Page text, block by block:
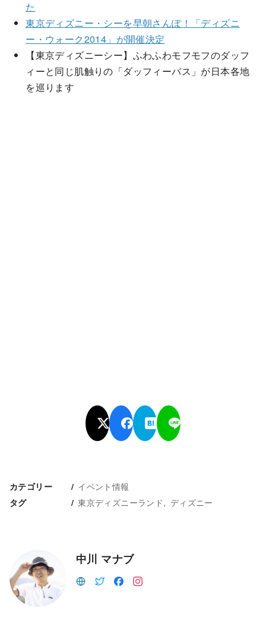
た
東京ディズニー・シーを早朝さんぽ！「ディズニ
ー・ウォーク2014」が開催決定
【東京ディズニーシー】ふわふわモフモフのダッフ
ィーと同じ肌触りの「ダッフィーバス」が日本各地
を巡ります
カテゴリー イベント情報
タグ 東京ディズニーランド ディズニー
中川 マナブ